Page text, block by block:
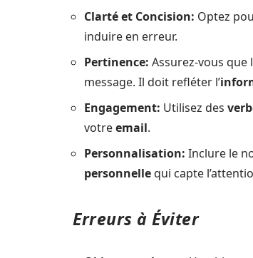
Clarté et Concision: Optez
induire en erreur.
Pertinence: Assurez-vous que
message. Il doit refléter l’
Engagement: Utilisez des
votreemail.
Personnalisation: Inclure le
personnellequi capte
Erreurs à Éviter